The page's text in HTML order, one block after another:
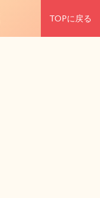
TOPに戻る